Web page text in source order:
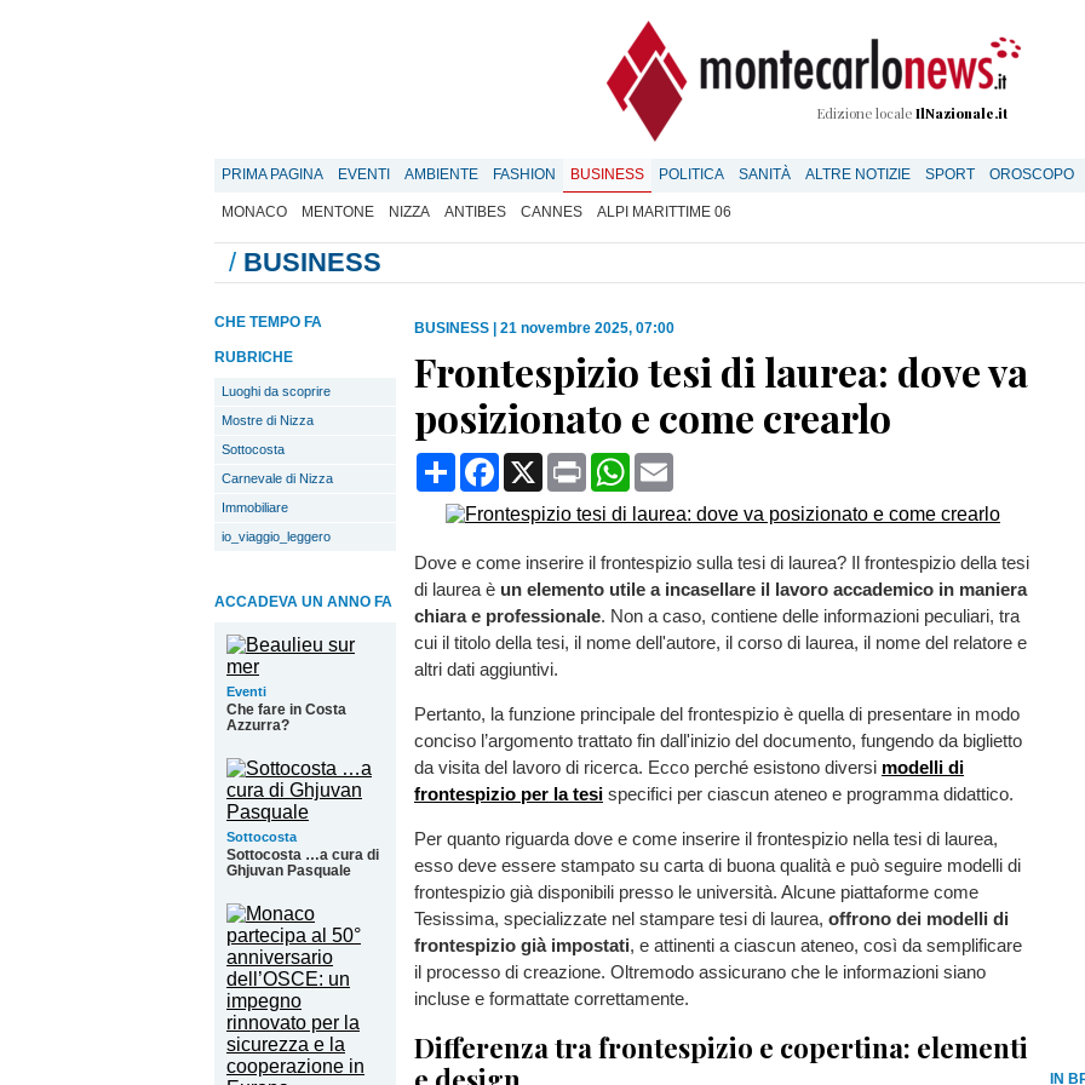
Edizione locale IlNazionale.it
PRIMA PAGINA EVENTI AMBIENTE FASHION BUSINESS POLITICA SANITÀ ALTRE NOTIZIE SPORT OROSCOPO
MONACO MENTONE NIZZA ANTIBES CANNES ALPI MARITTIME 06
/ BUSINESS
IN
CHE TEMPO FA
RUBRICHE
Luoghi da scoprire
Mostre di Nizza
Sottocosta
Carnevale di Nizza
Immobiliare
io_viaggio_leggero
ACCADEVA UN ANNO FA
Eventi
Che fare in Costa
Azzurra?
Sottocosta
Sottocosta …a cura di
Ghjuvan Pasquale
BUSINESS 21 novembre 2025, 07:00
Frontespizio tesi di laurea: dove va
posizionato e come crearlo
CondividiFacebook
X Print WhatsApp
Dove e come inserire il frontespizio sulla tesi di laurea? Il frontespizio della tesi
di laurea è un elemento utile a incasellare il lavoro accademico in maniera
chiara e professionale. Non a caso, contiene delle informazioni peculiari, tra
cui il titolo della tesi, il nome dell'autore, il corso di laurea, il nome del relatore e
altri dati aggiuntivi.
Pertanto, la funzione principale del frontespizio è quella di presentare in modo
conciso l’argomento trattato fin dall'inizio del documento, fungendo da biglietto
da visita del lavoro di ricerca. Ecco perché esistono diversi modelli di
frontespizio per la tesi specifici per ciascun ateneo e programma didattico.
Per quanto riguarda dove e come inserire il frontespizio nella tesi di laurea,
esso deve essere stampato su carta di buona qualità e può seguire modelli di
frontespizio già disponibili presso le università. Alcune piattaforme come
Tesissima, specializzate nel stampare tesi di laurea, offrono dei modelli di
frontespizio già impostati, e attinenti a ciascun ateneo, così da semplificare
il processo di creazione. Oltremodo assicurano che le informazioni siano
incluse e formattate correttamente.
Differenza tra frontespizio e copertina: elementi